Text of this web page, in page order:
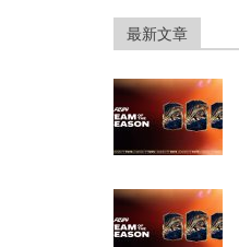
最新文章